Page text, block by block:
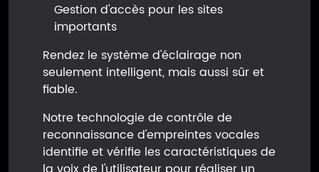
Gestion d'accès pour les sites
importants
Rendez le système d'éclairage non
seulement intelligent, mais aussi sûr et
fiable.
Notre technologie de contrôle de
reconnaissance d'empreintes vocales
identifie et vérifie les caractéristiques de